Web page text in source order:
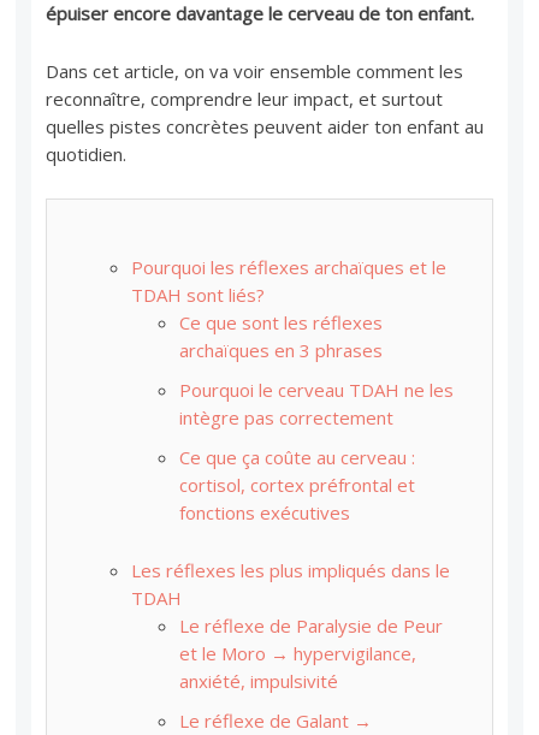
épuiser encore davantage le cerveau de ton enfant.
Dans cet article, on va voir ensemble comment les
reconnaître, comprendre leur impact, et surtout
quelles pistes concrètes peuvent aider ton enfant au
quotidien.
Pourquoi les réflexes archaïques et le
TDAH sont liés?
Ce que sont les réflexes
archaïques en 3 phrases
Pourquoi le cerveau TDAH ne les
intègre pas correctement
Ce que ça coûte au cerveau :
cortisol, cortex préfrontal et
fonctions exécutives
Les réflexes les plus impliqués dans le
TDAH
Le réflexe de Paralysie de Peur
et le Moro → hypervigilance,
anxiété, impulsivité
Le réflexe de Galant →